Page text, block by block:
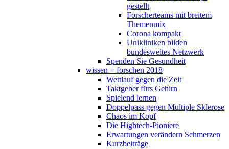
gestellt
Forscherteams mit breitem
Themenmix
Corona kompakt
Unikliniken bilden
bundesweites Netzwerk
Spenden Sie Gesundheit
wissen + forschen 2018
Wettlauf gegen die Zeit
Taktgeber fürs Gehirn
Spielend lernen
Doppelpass gegen Multiple Sklerose
Chaos im Kopf
Die Hightech-Pioniere
Erwartungen verändern Schmerzen
Kurzbeiträge